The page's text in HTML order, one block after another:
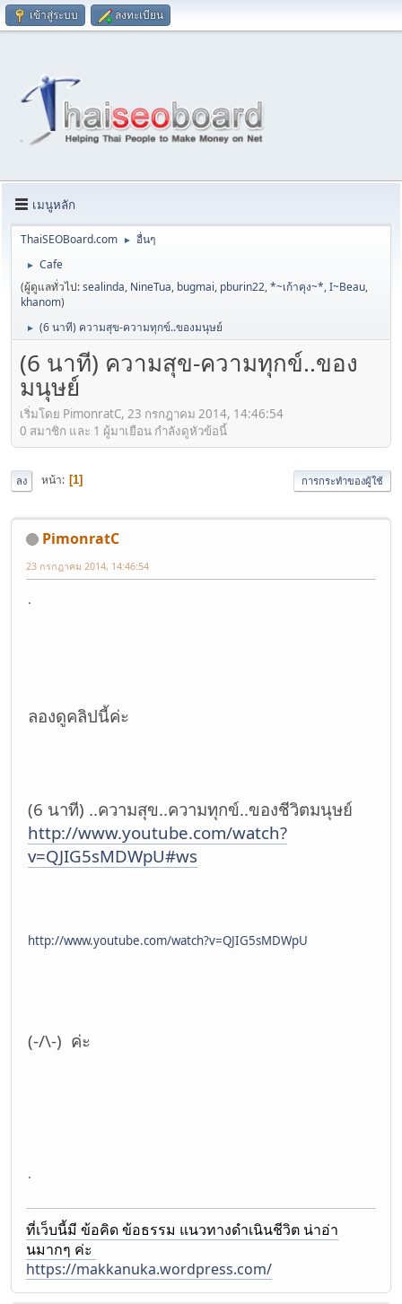
เข้าสู่ระบบ ลงทะเบียน
เมนูหลัก
ThaiSEOBoard.com ► อื่นๆ
►
Cafe
(ผู้ดูแลทั่วไป:sealinda, NineTua, bugmai, pburin22,*~เก้าคุง~*,I~Beau,
khanom)
► (6 นาที) ความสุข-ความทุกข์..ของมนุษย์
(6 นาที) ความสุข-ความทุกข์..ของ
มนุษย์
เริ่มโดย PimonratC, 23 กรกฎาคม 2014, 14:46:54
0 สมาชิก และ 1 ผู้มาเยือน กำลังดูหัวข้อนี้
ลง หน้า 1 การกระทำของผู้ใช้
PimonratC
23 กรกฎาคม 2014, 14:46:54
.
ลองดูคลิปนี้ค่ะ
(6 นาที) ..ความสุข..ความทุกข์..ของชีวิตมนุษย์
http://www.youtube.com/watch?
v=QJIG5sMDWpU#ws
http://www.youtube.com/watch?v=QJIG5sMDWpU
(-/\-) ค่ะ
.
ที่เว็บนี้มี ข้อคิด ข้อธรรม แนวทางดำเนินชีวิต น่าอ่า
นมากๆ ค่ะ
https://makkanuka.wordpress.com/